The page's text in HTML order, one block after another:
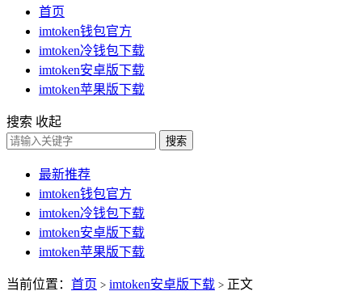
首页
imtoken钱包官方
imtoken冷钱包下载
imtoken安卓版下载
imtoken苹果版下载
搜索 收起
搜索
最新推荐
imtoken钱包官方
imtoken冷钱包下载
imtoken安卓版下载
imtoken苹果版下载
当前位置： 首页 > imtoken安卓版下载 > 正文